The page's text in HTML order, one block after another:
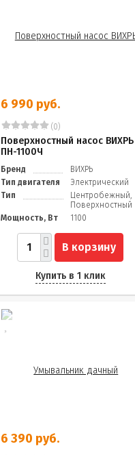
6 990 руб.
(0)
Поверхностный насос ВИХРЬ
ПН-1100Ч
Бренд
ВИХРЬ
Тип двигателя
Электрический
Тип
Центробежный,
Поверхностный
Мощность, Вт
1100
В корзину
Купить в 1 клик
6 390 руб.